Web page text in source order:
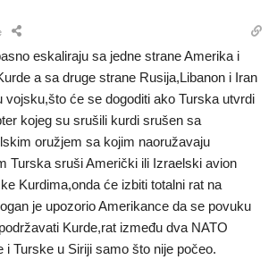
eskaliraju sa jedne strane Amerika i
a sa druge strane Rusija,Libanon i Iran
vojsku,što će se dogoditi ako Turska utvrdi
kojeg su srušili kurdi srušen sa
oružjem sa kojim naoružavaju
Turska sruši Američki ili Izraelski avion
Kurdima,onda će izbiti totalni rat na
je upozorio Amerikance da se povuku
Kurde,rat između dva NATO
i Turske u Siriji samo što nije počeo.